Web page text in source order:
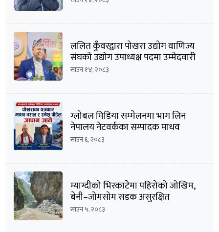
ललित कुँवरद्वारा पोखरा उद्योग वाणिज्य
संघको उद्योग उपाध्यक्ष पदमा उम्मेदवारी
घोषणा
साउन १४, २०८३
ग्लोबल मिडिया सम्मेलनमा भाग लिन
नेपालय नेटवर्कका सम्पादक माधव
बराल सहित पौडेल जापान प्रस्थान
साउन ६, २०८३
म्याग्दीको भिरकाटेमा पहिरोको जोखिम,
बेनी–जोमसोम सडक असुरक्षित
साउन ५, २०८३